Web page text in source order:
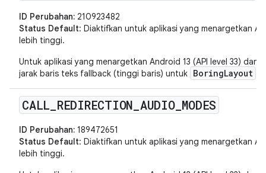
ID Perubahan: 210923482
Status Default: Diaktifkan untuk aplikasi yang menargetkan
lebih tinggi.
Untuk aplikasi yang menargetkan Android 13 (API level 33) dan
jarak baris teks fallback (tinggi baris) untuk BoringLayout
CALL REDIRECTION AUDIO_ MODES
ID Perubahan: 189472651
Status Default: Diaktifkan untuk aplikasi yang menargetkan
lebih tinggi.